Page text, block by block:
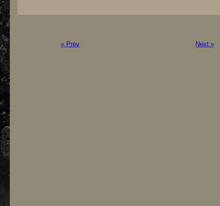
« Prev Next »